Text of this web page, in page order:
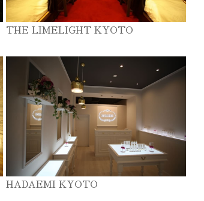
THE LIMELIGHT KYOTO
HADAEMI KYOTO